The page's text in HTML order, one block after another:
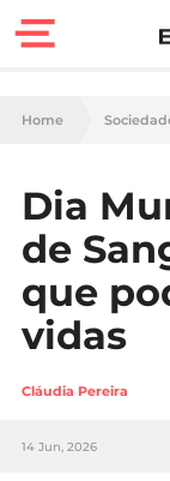
Casa
Lifestyle
Home
Dia
de
que
vidas
Cláudia Pereira
14 Jun, 2026